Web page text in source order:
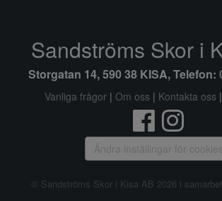
Sandströms Skor i
Storgatan 14, 590 38 KISA, Telefon:
Vanliga frågor | Om oss | Kontakta oss |
Ändra inställingar för cookies
© Sandströms Skor i Kisa AB 2026 i